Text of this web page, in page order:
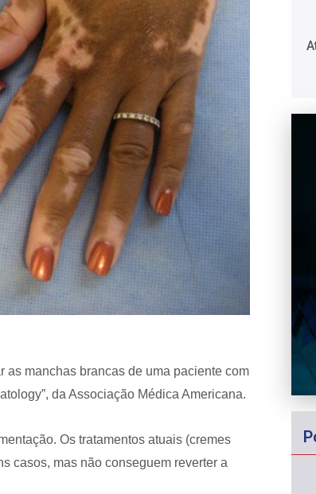
as manchas brancas de uma paciente com
da Associação Médica Americana.
Os tratamentos atuais (cremes
casos, mas não conseguem reverter a